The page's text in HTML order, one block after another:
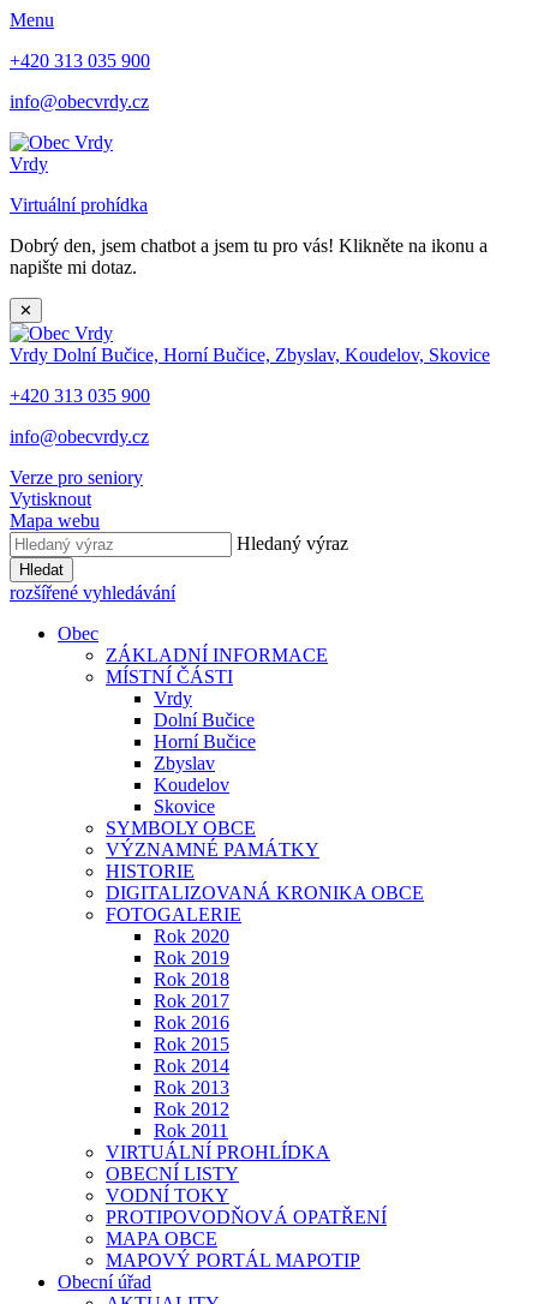
Menu
+420 313 035 900
info@obecvrdy.cz
Vrdy
Virtuální prohídka
Dobrý den, jsem chatbot a jsem tu pro vás! Klikněte na ikonu a
napište mi dotaz.
✕
Vrdy Dolní Bučice, Horní Bučice, Zbyslav, Koudelov, Skovice
+420 313 035 900
info@obecvrdy.cz
Verze pro seniory
Vytisknout
Mapa webu
Hledaný výraz
Hledat
rozšířené vyhledávání
Obec
ZÁKLADNÍ INFORMACE
MÍSTNÍ ČÁSTI
Vrdy
Dolní Bučice
Horní Bučice
Zbyslav
Koudelov
Skovice
SYMBOLY OBCE
VÝZNAMNÉ PAMÁTKY
HISTORIE
DIGITALIZOVANÁ KRONIKA OBCE
FOTOGALERIE
Rok 2020
Rok 2019
Rok 2018
Rok 2017
Rok 2016
Rok 2015
Rok 2014
Rok 2013
Rok 2012
Rok 2011
VIRTUÁLNÍ PROHLÍDKA
OBECNÍ LISTY
VODNÍ TOKY
PROTIPOVODŇOVÁ OPATŘENÍ
MAPA OBCE
MAPOVÝ PORTÁL MAPOTIP
Obecní úřad